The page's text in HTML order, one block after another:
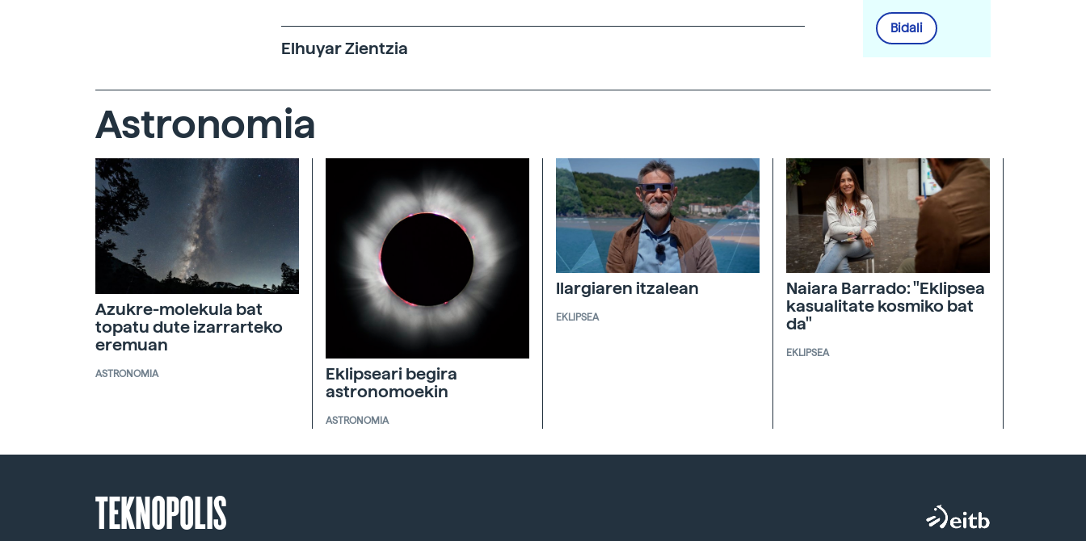
Elhuyar Zientzia
Bidali
Astronomia
Azukre-molekula bat
topatu dute izarrarteko
eremuan
ASTRONOMIA
Eklipseari begira
astronomoekin
ASTRONOMIA
Ilargiaren itzalean
EKLIPSEA
Naiara Barrado: "Eklipsea
kasualitate kosmiko bat
da"
EKLIPSEA
TEKNOPOLIS